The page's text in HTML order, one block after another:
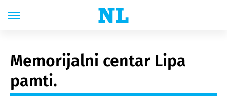
Memorijalni centar Lipa
pamti.